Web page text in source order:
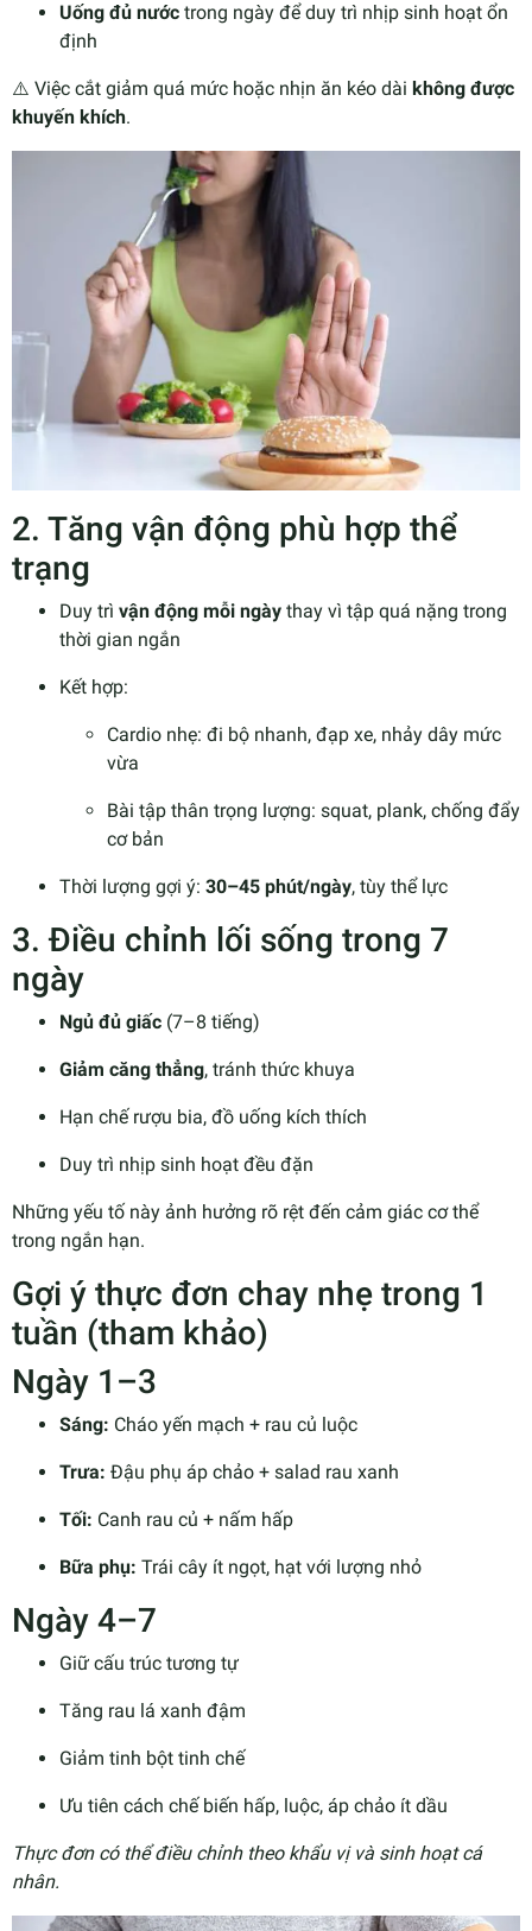
Uống đủ nước trong ngày để duy trì nhịp sinh hoạt ổn
định
⚠️ Việc cắt giảm quá mức hoặc nhịn ăn kéo dài không được
khuyến khích.
2. Tăng vận động phù hợp thể
trạng
Duy trì vận động mỗi ngày thay vì tập quá nặng trong
thời gian ngắn
Kết hợp:
Cardio nhẹ: đi bộ nhanh, đạp xe, nhảy dây mức
vừa
Bài tập thân trọng lượng: squat, plank, chống đẩy
cơ bản
Thời lượng gợi ý: 30–45 phút/ngày, tùy thể lực
3. Điều chỉnh lối sống trong 7
ngày
Ngủ đủ giấc (7–8 tiếng)
Giảm căng thẳng, tránh thức khuya
Hạn chế rượu bia, đồ uống kích thích
Duy trì nhịp sinh hoạt đều đặn
Những yếu tố này ảnh hưởng rõ rệt đến cảm giác cơ thể
trong ngắn hạn.
Gợi ý thực đơn chay nhẹ trong 1
tuần (tham khảo)
Ngày 1–3
Sáng: Cháo yến mạch + rau củ luộc
Trưa: Đậu phụ áp chảo + salad rau xanh
Tối: Canh rau củ + nấm hấp
Bữa phụ: Trái cây ít ngọt, hạt với lượng nhỏ
Ngày 4–7
Giữ cấu trúc tương tự
Tăng rau lá xanh đậm
Giảm tinh bột tinh chế
Ưu tiên cách chế biến hấp, luộc, áp chảo ít dầu
Thực đơn có thể điều chỉnh theo khẩu vị và sinh hoạt cá
nhân.